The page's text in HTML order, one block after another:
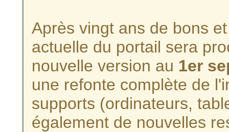
Après vingt ans de bons
actuelle du portail sera
nouvelle version au 1er
une refonte complète de
supports (ordinateurs,
également de nouvelles